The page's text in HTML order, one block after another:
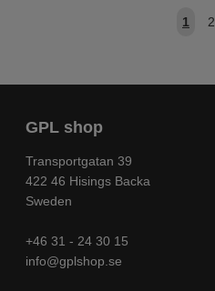
1 2
GPL shop
Transportgatan 39
422 46 Hisings Backa
Sweden
+46 31 - 24 30 15
info@gplshop.se